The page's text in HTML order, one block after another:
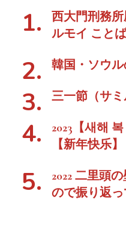
西大門刑務
ルモイ こと
韓国・ソウル
三一節（サミ
2023【새해
【新年快乐】
2022 二里頭
ので振り返